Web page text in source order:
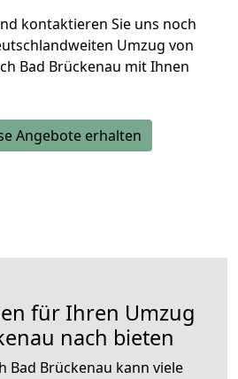
kontaktieren Sie uns noch
Umzug von
Bad Brückenau mit Ihnen
Angebote erhalten
für Ihren Umzug
nach bieten
Bad Brückenau kann viele